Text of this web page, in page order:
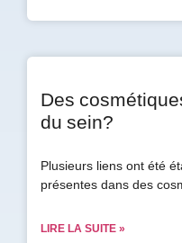
Des
du sein?
Plusieurs liens ont été
présentes dans des
LIRE LA SUITE »